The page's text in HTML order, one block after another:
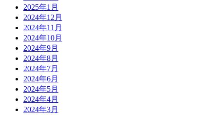
2025年1月
2024年12月
2024年11月
2024年10月
2024年9月
2024年8月
2024年7月
2024年6月
2024年5月
2024年4月
2024年3月